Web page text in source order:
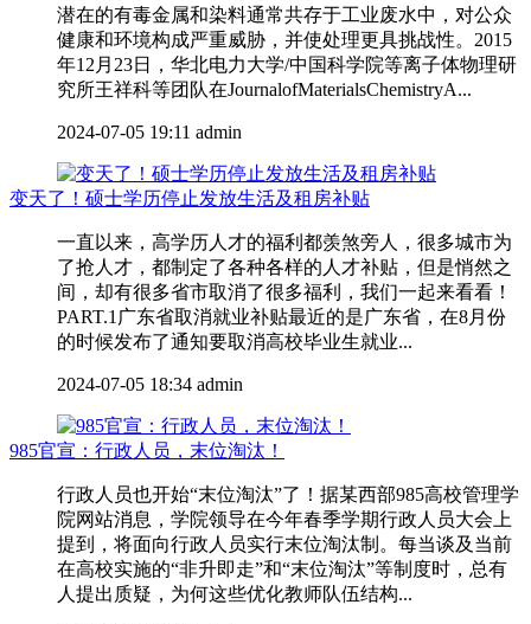
潜在的有毒金属和染料通常共存于工业废水中，对公众
健康和环境构成严重威胁，并使处理更具挑战性。2015
年12月23日，华北电力大学/中国科学院等离子体物理研
究所王祥科等团队在JournalofMaterialsChemistryA...
2024-07-05 19:11 admin
变天了！硕士学历停止发放生活及租房补贴
一直以来，高学历人才的福利都羡煞旁人，很多城市为
了抢人才，都制定了各种各样的人才补贴，但是悄然之
间，却有很多省市取消了很多福利，我们一起来看看！
PART.1广东省取消就业补贴最近的是广东省，在8月份
的时候发布了通知要取消高校毕业生就业...
2024-07-05 18:34 admin
985官宣：行政人员，末位淘汰！
行政人员也开始“末位淘汰”了！据某西部985高校管理学
院网站消息，学院领导在今年春季学期行政人员大会上
提到，将面向行政人员实行末位淘汰制。每当谈及当前
在高校实施的“非升即走”和“末位淘汰”等制度时，总有
人提出质疑，为何这些优化教师队伍结构...